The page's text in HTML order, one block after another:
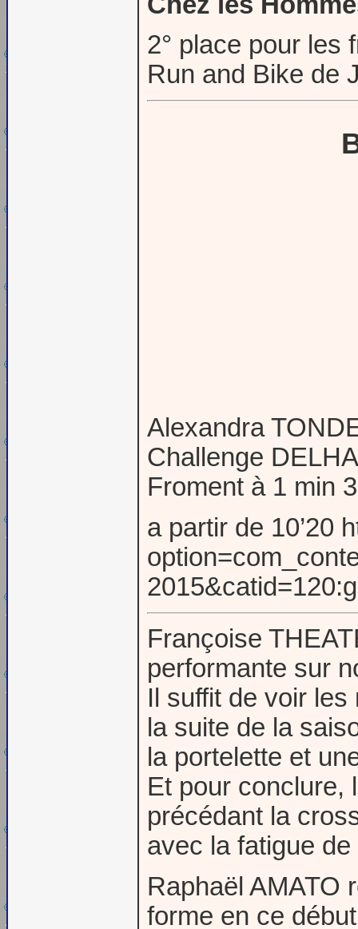
2° place pour les
Run and Bike de
Alexandra
Challenge
Froment à 1 min
a partir de 10’20
Françoise
performante sur
Il suffit de voir
la suite de la
la portelette et
Et pour conclure,
précédant la
avec la fatigue
Raphaël AMATO
forme en ce